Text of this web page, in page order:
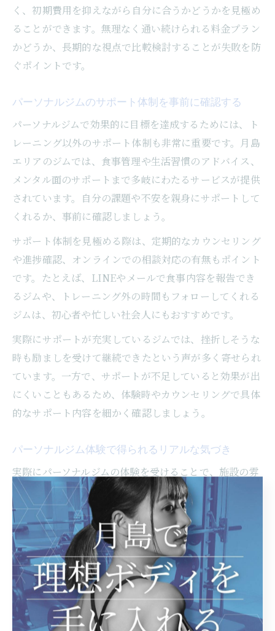
く、初期費用を抑えながら自分に合うかどうかを見極め
ることができます。無理なく通い続けられる料金プラン
かどうか、長期的な視点で比較検討することが失敗を防
ぐポイントです。
パーソナルジムのサポート体制を事前に確認する
パーソナルジムで効果的に目標を達成するためには、ト
レーニング以外のサポート体制も非常に重要です。月島
エリアのジムでは、食事管理や生活習慣のアドバイス、
メンタル面のサポートまで多岐にわたるサービスが提供
されています。自分の課題や不安を親身にサポートして
くれるか、事前に確認しましょう。
サポート体制を見極める際は、定期的なカウンセリング
や進捗確認、オンラインでの相談対応の有無もポイント
です。たとえば、LINEやメールで食事内容を報告でき
るジムや、トレーニング外の時間もフォローしてくれる
ジムは、初心者や忙しい社会人にもおすすめです。
実際にサポートが充実しているジムでは、挫折しそうな
時も励ましを受けて継続できたという声が多く寄せられ
ています。一方で、サポートが不足していると効果が出
にくいこともあるため、体験時やカウンセリングで具体
的なサポート内容を細かく確認しましょう。
パーソナルジム体験で得られるリアルな気づき
実際にパーソナルジムの体験を受けることで、施設の雰
囲気やトレーナーの指導力、設備の使いやすさなど、ウ
ェブサイトや口コミだけでは分からないリアルな情報を
得ることができます。東京都中央区月島でも、体験を通
じて自分に合ったジムを見極める方が増えています。
体験時には、トレーニング内容の具体性やアドバイスの
分かりやすさ、サポート体制の実感度をしっかりチェッ
クしましょう。たとえば、体験後に筋肉痛が残った場合
や、食事指導が分かりやすかった場合は、そのジムの指